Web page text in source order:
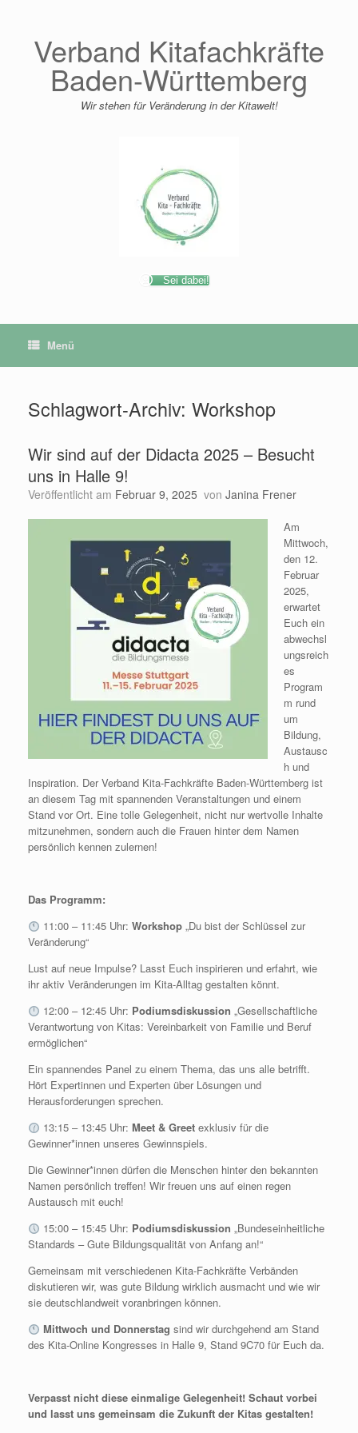
Verband Kitafachkräfte
Baden-Württemberg
Wir stehen für Veränderung in der Kitawelt!
Sei dabei!
Menü
Schlagwort-Archiv: Workshop
Wir sind auf der Didacta 2025 – Besucht
uns in Halle 9!
Veröffentlicht am Februar 9, 2025 von Janina Frener
Am
Mittwoch,
den 12.
Februar
2025,
erwartet
Euch ein
abwechsl
ungsreich
es
Program
m rund
um
Bildung,
Austausc
h und
Inspiration. Der Verband Kita-Fachkräfte Baden-Württemberg ist
an diesem Tag mit spannenden Veranstaltungen und einem
Stand vor Ort. Eine tolle Gelegenheit, nicht nur wertvolle Inhalte
mitzunehmen, sondern auch die Frauen hinter dem Namen
persönlich kennen zulernen!
Das Programm:
11:00 – 11:45 Uhr: Workshop„Du bist der Schlüssel zur
Veränderung“
Lust auf neue Impulse? Lasst Euch inspirieren und erfahrt, wie
ihr aktiv Veränderungen im Kita-Alltag gestalten könnt.
12:00 – 12:45 Uhr: Podiumsdiskussion „Gesellschaftliche
Verantwortung von Kitas: Vereinbarkeit von Familie und Beruf
ermöglichen“
Ein spannendes Panel zu einem Thema, das uns alle betrifft.
Hört Expertinnen und Experten über Lösungen und
Herausforderungen sprechen.
13:15 – 13:45 Uhr: Meet & Greetexklusiv für die
Gewinner*innen unseres Gewinnspiels.
Die Gewinner*innen dürfen die Menschen hinter den bekannten
Namen persönlich treffen! Wir freuen uns auf einen regen
Austausch mit euch!
15:00 – 15:45 Uhr: Podiumsdiskussion „Bundeseinheitliche
Standards – Gute Bildungsqualität von Anfang an!“
Gemeinsam mit verschiedenen Kita-Fachkräfte Verbänden
diskutieren wir, was gute Bildung wirklich ausmacht und wie wir
sie deutschlandweit voranbringen können.
Mittwoch und Donnerstag sind wir durchgehend am Stand
des Kita-Online Kongresses in Halle 9, Stand 9C70 für Euch da.
Verpasst nicht diese einmalige Gelegenheit! Schaut vorbei
und lasst uns gemeinsam die Zukunft der Kitas gestalten!